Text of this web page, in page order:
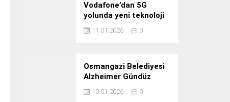
Vodafone’dan 5G
yolunda yeni teknoloji
yatırımı
11.01.2026 0
Osmangazi Belediyesi
Alzheimer Gündüz
Bakım Evi 3. Yılını
Kutladı
10.01.2026 0